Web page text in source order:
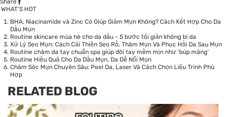
Share
WHAT’S HOT
BHA, Niacinamide và Zinc Có Giúp Giảm Mụn Không? Cách Kết Hợp Cho Da
Dầu Mụn
Routine skincare mùa hè cho da dầu - 5 bước tối giản không bí da
Xử Lý Sẹo Mụn: Cách Cải Thiện Sẹo Rỗ, Thâm Mụn Và Phục Hồi Da Sau Mụn
Routine chăm da tay chuẩn spa giúp đôi tay mềm mịn như ‘búp măng’
Routine Hiệu Quả Cho Da Dầu Mụn, Da Dễ Nổi Mụn
Chăm Sóc Mụn Chuyên Sâu: Peel Da, Laser Và Cách Chọn Liệu Trình Phù
Hợp
RELATED BLOG